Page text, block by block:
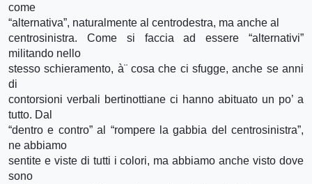
come
“alternativa”, naturalmente al centrodestra, ma anche al
centrosinistra. Come si faccia ad essere “alternativi”
militando nello
stesso schieramento, à¨ cosa che ci sfugge, anche se anni
di
contorsioni verbali bertinottiane ci hanno abituato un po’ a
tutto. Dal
“dentro e contro” al “rompere la gabbia del centrosinistra”,
ne abbiamo
sentite e viste di tutti i colori, ma abbiamo anche visto dove
sono